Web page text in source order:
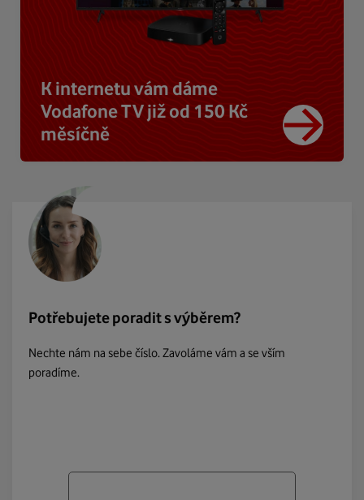
K internetu vám dáme
Vodafone TV již od 150 Kč
měsíčně
Potřebujete poradit s výběrem?
Nechte nám na sebe číslo. Zavoláme vám a se vším
poradíme.